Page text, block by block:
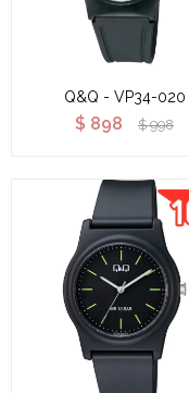
Q&Q - VP34-020
$ 898 $ 998